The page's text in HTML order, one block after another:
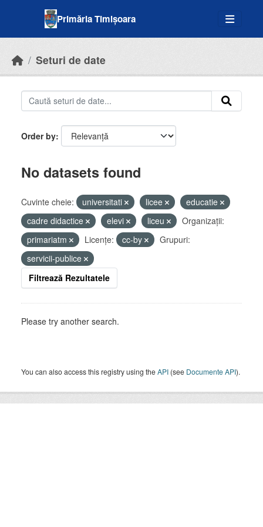
Primăria Timișoara
Seturi de date
Order by
No datasets found
Cuvinte cheie: universitati licee
educatie
cadre didactice
elevi liceu
Organizații:
primariatm
Licenţe: cc-by
Grupuri:
servicii-publice
Filtrează Rezultatele
Please try another search.
You can also access this registry using theAPI (see Documente API).